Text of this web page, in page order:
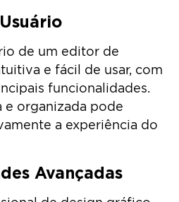
de um editor de
e fácil de usar, com
funcionalidades.
e organizada pode
a experiência do
Avançadas